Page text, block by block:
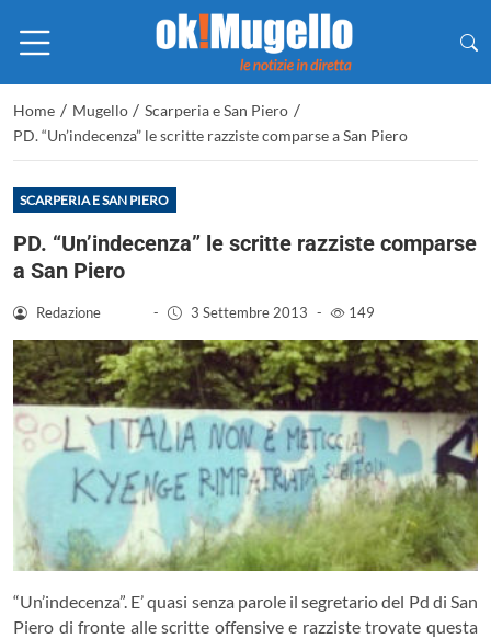
Home / Mugello / Scarperia e San Piero /
PD. “Un’indecenza” le scritte razziste comparse a San Piero
SCARPERIA E SAN PIERO
PD. “Un’indecenza” le scritte razziste comparse
a San Piero
Redazione - 3 Settembre 2013 - 149
“Un’indecenza”. E’ quasi senza parole il segretario del Pd di San
Piero di fronte alle scritte offensive e razziste trovate questa